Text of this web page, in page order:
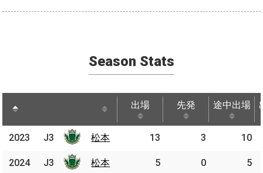
Season Stats
出場 先発 途中出場
途中出場
2023 松本 13 3 10
2024 松本 5 0 5
2023 J3 松本
2024 J3 松本